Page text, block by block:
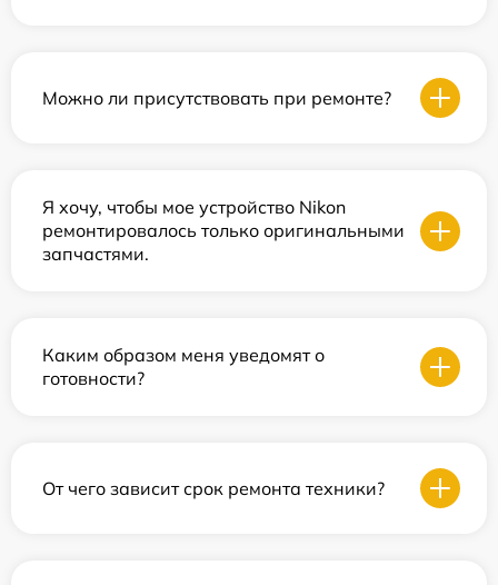
Можно ли присутствовать при ремонте?
Я хочу, чтобы мое устройство Nikon
ремонтировалось только оригинальными
запчастями.
Каким образом меня уведомят о
готовности?
От чего зависит срок ремонта техники?